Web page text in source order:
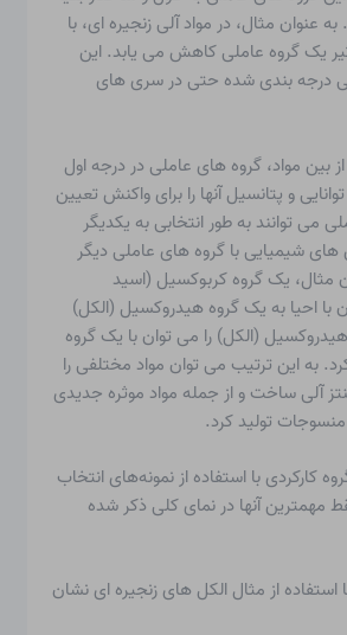
عنوان مثال، در مواد آلی زنجیره ای، با
یک گروه عاملی کاهش می یابد. این
درجه بندی شده حتی در سری های
از بین مواد، گروه های عاملی در درجه اول
و پتانسیل آنها را برای واکنش تعیین
می توانند به طور انتخابی به یکدیگر
های شیمیایی با گروه های عاملی دیگر
مثال، یک گروه کربوکسیل (اسید
با احیا به یک گروه هیدروکسیل (الکل)
(الکل) را می توان با یک گروه
به این ترتیب می توان مواد مختلفی را
آلی ساخت و از جمله مواد موثره جدیدی
منسوجات تولید کرد.
کارکردی با استفاده از نمونه‌های انتخاب
مهمترین آنها در نمای کلی ذکر شده
استفاده از مثال الکل های زنجیره ای نشان